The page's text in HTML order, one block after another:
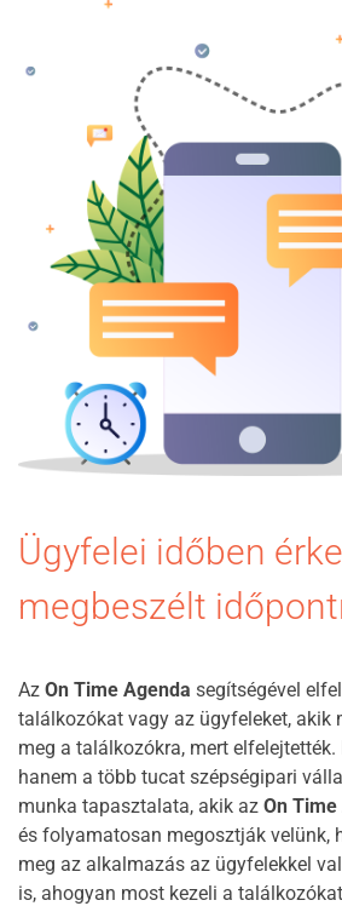
Ügyfelei időben
megbeszélt
Az On Time Agenda segítségével
találkozókat vagy az ügyfeleket, akik
meg a találkozókra, mert
hanem a több tucat szépségipari
munka tapasztalata, akik az On
és folyamatosan megosztják velünk,
meg az alkalmazás az ügyfelekkel
is, ahogyan most kezeli a